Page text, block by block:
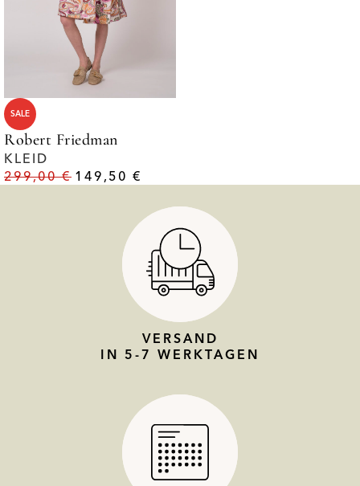
SALE
Robert Friedman
KLEID
299,00€ 149,50€
VERSAND
IN 5-7 WERKTAGEN